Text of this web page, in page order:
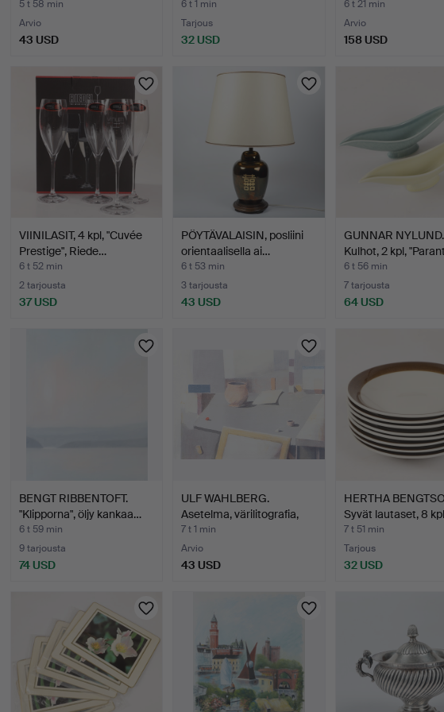
talvimaisem…
5 t 58 min
Arvio
43 USD
6 t 1 min
Tarjous
32 USD
marjakuusi…
6 t 21 min
Arvio
158 USD
VIINILASIT, 4 kpl, "Cuvée
Prestige", Riede…
6 t 52 min
2 tarjousta
37 USD
PÖYTÄVALAISIN, posliini
orientaalisella ai…
6 t 53 min
3 tarjousta
43 USD
GUNNAR NYLUND.
Kulhot, 2 kpl,
6 t 56 min
7 tarjousta
64 USD
BENGT RIBBENTOFT.
"Klipporna", öljy kankaa…
6 t 59 min
9 tarjousta
74 USD
ULF WAHLBERG.
Asetelma, värilitografia,
si…
7 t 1 min
Arvio
43 USD
HERTHA
Syvät lautaset, 8
7 t 51 min
Tarjous
32 USD